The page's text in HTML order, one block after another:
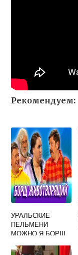
Рекомендуем:
УРАЛЬСКИЕ
ПЕЛЬМЕНИ
МОЖНО Я БОРЩ